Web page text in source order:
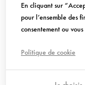
Composition
En cliquant sur
pour l’ensemble des
consentement ou
Politique de cookie